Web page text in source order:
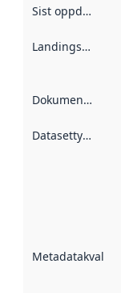
Sist oppdatert
Landingsside
Dokumentasjon
Datasettype
Metadatakvalitet